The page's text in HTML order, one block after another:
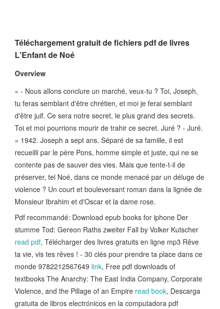
Téléchargement gratuit de fichiers pdf de livres
L'Enfant de Noé
Overview
« - Nous allons conclure un marché, veux-tu ? Toi, Joseph,
tu feras semblant d'être chrétien, et moi je ferai semblant
d'être juif. Ce sera notre secret, le plus grand des secrets.
Toi et moi pourrions mourir de trahir ce secret. Juré ? - Juré.
» 1942. Joseph a sept ans. Séparé de sa famille, il est
recueilli par le père Pons, homme simple et juste, qui ne se
contente pas de sauver des vies. Mais que tente-t-il de
préserver, tel Noé, dans ce monde menacé par un déluge de
violence ? Un court et bouleversant roman dans la lignée de
Monsieur Ibrahim et d'Oscar et la dame rose.
Pdf recommandé: Download epub books for iphone Der
stumme Tod: Gereon Raths zweiter Fall by Volker Kutscher
read pdf, Télécharger des livres gratuits en ligne mp3 Rêve
ta vie, vis tes rêves ! - 30 clés pour prendre ta place dans ce
monde 9782212567649 link, Free pdf downloads of
textbooks The Anarchy: The East India Company, Corporate
Violence, and the Pillage of an Empire read book, Descarga
gratuita de libros electrónicos en la computadora pdf